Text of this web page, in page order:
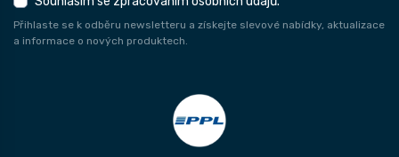
Přihlaste se k odběru newsletteru a získejte slevové nabídky, aktualizace
a informace o nových produktech.